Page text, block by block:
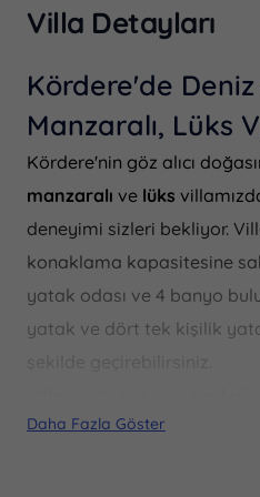
Villa Detayları
Kördere'de
Manzaralı, Lüks
Kördere'nin göz alıcı
manzaralı ve lüks
deneyimi sizleri bekliyor.
konaklama kapasitesine
yatak odası ve 4 banyo
yatak ve dört tek kişilik
genişliğinde, 14 metre
Daha Fazla Göster